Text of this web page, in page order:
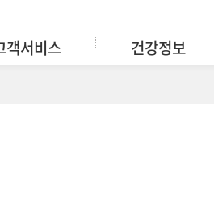
객서비스 건강정보